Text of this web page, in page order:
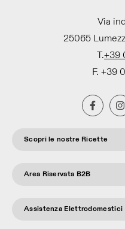
Via
25065
T.+39
F. +39
Scopri le nostre Ricette
Area Riservata B2B
Assistenza Elettrodomestici